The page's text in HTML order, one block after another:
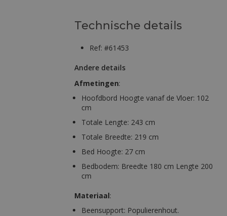
Technische details
Ref: #61453
Andere details
Afmetingen:
Hoofdbord Hoogte vanaf de Vloer: 102
cm
Totale Lengte: 243 cm
Totale Breedte: 219 cm
Bed Hoogte: 27 cm
Bedbodem: Breedte 180 cm Lengte 200
cm
Materiaal:
Beensupport: Populierenhout.